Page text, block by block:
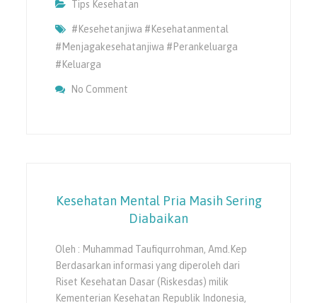
Tips Kesehatan
#kesehetanjiwa #kesehatanmental
#menjagakesehatanjiwa #perankeluarga
#keluarga
No Comment
Kesehatan Mental Pria Masih Sering
Diabaikan
Oleh : Muhammad Taufiqurrohman, Amd.Kep
Berdasarkan informasi yang diperoleh dari
Riset Kesehatan Dasar (Riskesdas) milik
Kementerian Kesehatan Republik Indonesia,